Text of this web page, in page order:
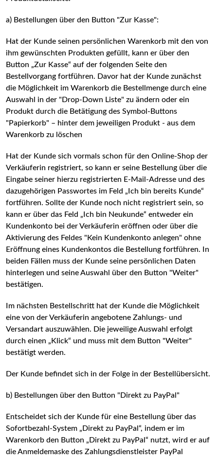
a) Bestellungen über den Button "Zur Kasse":
Hat der Kunde seinen persönlichen Warenkorb mit den von
ihm gewünschten Produkten gefüllt, kann er über den
Button „Zur Kasse“ auf der folgenden Seite den
Bestellvorgang fortführen. Davor hat der Kunde zunächst
die Möglichkeit im Warenkorb die Bestellmenge durch eine
Auswahl in der "Drop-Down Liste" zu ändern oder ein
Produkt durch die Betätigung des Symbol-Buttons
"Papierkorb" – hinter dem jeweiligen Produkt - aus dem
Warenkorb zu löschen
Hat der Kunde sich vormals schon für den Online-Shop der
Verkäuferin registriert, so kann er seine Bestellung über die
Eingabe seiner hierzu registrierten E-Mail-Adresse und des
dazugehörigen Passwortes im Feld „Ich bin bereits Kunde“
fortführen. Sollte der Kunde noch nicht registriert sein, so
kann er über das Feld „Ich bin Neukunde“ entweder ein
Kundenkonto bei der Verkäuferin eröffnen oder über die
Aktivierung des Feldes "Kein Kundenkonto anlegen" ohne
Eröffnung eines Kundenkontos die Bestellung fortführen. In
beiden Fällen muss der Kunde seine persönlichen Daten
hinterlegen und seine Auswahl über den Button "Weiter"
bestätigen.
Im nächsten Bestellschritt hat der Kunde die Möglichkeit
eine von der Verkäuferin angebotene Zahlungs- und
Versandart auszuwählen. Die jeweilige Auswahl erfolgt
durch einen „Klick“ und muss mit dem Button "Weiter"
bestätigt werden.
Der Kunde befindet sich in der Folge in der Bestellübersicht.
b) Bestellungen über den Button "Direkt zu PayPal"
Entscheidet sich der Kunde für eine Bestellung über das
Sofortbezahl-System „Direkt zu PayPal“, indem er im
Warenkorb den Button „Direkt zu PayPal“ nutzt, wird er auf
die Anmeldemaske des Zahlungsdienstleister PayPal